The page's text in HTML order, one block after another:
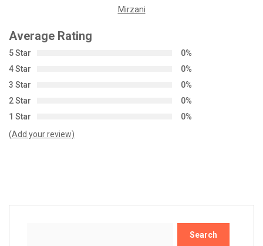
Mirzani
Average Rating
5 Star
0%
4 Star
0%
3 Star
0%
2 Star
0%
1 Star
0%
(Add your review)